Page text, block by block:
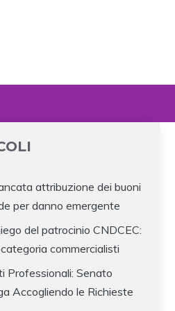
attribuzione dei buoni
per danno emergente
del patrocinio CNDCEC:
commercialisti
Professionali: Senato
Accogliendo le Richieste